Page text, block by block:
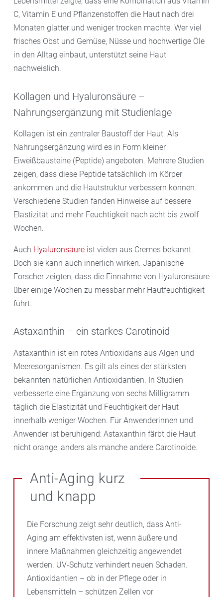
C, Vitamin E und Pflanzenstoffen die Haut nach drei
Monaten glatter und weniger trocken machte. Wer viel
frisches Obst und Gemüse, Nüsse und hochwertige Öle
in den Alltag einbaut, unterstützt seine Haut
nachweislich.
Kollagen und Hyaluronsäure –
Nahrungsergänzung mit Studienlage
Kollagen ist ein zentraler Baustoff der Haut. Als
Nahrungsergänzung wird es in Form kleiner
Eiweißbausteine (Peptide) angeboten. Mehrere Studien
zeigen, dass diese Peptide tatsächlich im Körper
ankommen und die Hautstruktur verbessern können.
Verschiedene Studien fanden Hinweise auf bessere
Elastizität und mehr Feuchtigkeit nach acht bis zwölf
Wochen.
Auch Hyaluronsäure ist vielen aus Cremes bekannt.
Doch sie kann auch innerlich wirken. Japanische
Forscher zeigten, dass die Einnahme von Hyaluronsäure
über einige Wochen zu messbar mehr Hautfeuchtigkeit
führt.
Astaxanthin – ein starkes Carotinoid
Astaxanthin ist ein rotes Antioxidans aus Algen und
Meeresorganismen. Es gilt als eines der stärksten
bekannten natürlichen Antioxidantien. In Studien
verbesserte eine Ergänzung von sechs Milligramm
täglich die Elastizität und Feuchtigkeit der Haut
innerhalb weniger Wochen. Für Anwenderinnen und
Anwender ist beruhigend: Astaxanthin färbt die Haut
nicht orange, anders als manche andere Carotinoide.
Anti-Aging kurz
und knapp
Die Forschung zeigt sehr deutlich, dass Anti-
Aging am effektivsten ist, wenn äußere und
innere Maßnahmen gleichzeitig angewendet
werden. UV-Schutz verhindert neuen Schaden.
Antioxidantien – ob in der Pflege oder in
Lebensmitteln – schützen Zellen vor